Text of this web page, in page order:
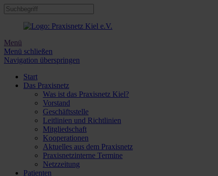
Menü
Menü schließen
Navigation überspringen
Start
Das Praxisnetz
Was ist das Praxisnetz Kiel?
Vorstand
Geschäftsstelle
Leitlinien und Richtlinien
Mitgliedschaft
Kooperationen
Aktuelles aus dem Praxisnetz
Praxisnetzinterne Termine
Netzzeitung
Patienten